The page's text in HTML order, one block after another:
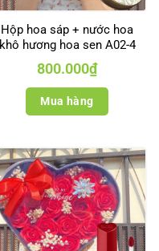
Hộp hoa sáp + nước hoa
khô hương hoa sen A02-4
800.000₫
Mua hàng